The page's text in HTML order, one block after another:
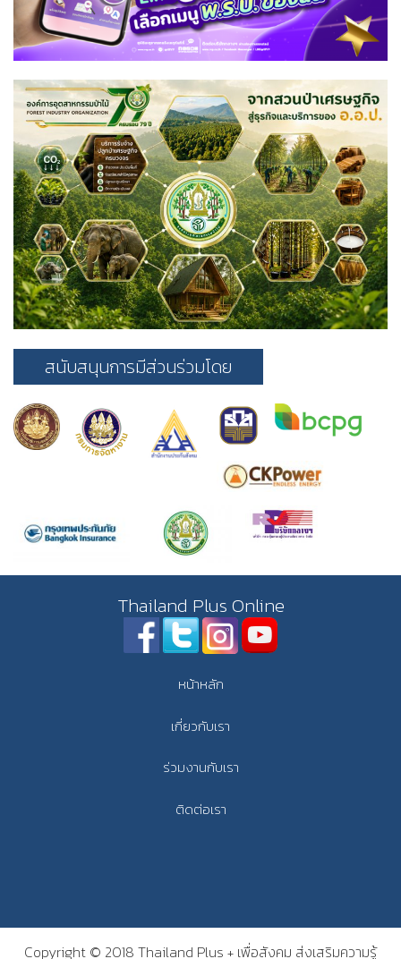
สนับสนุนการมีส่วนร่วมโดย
Thailand Plus Online
หน้าหลัก
เกี่ยวกับเรา
ร่วมงานกับเรา
ติดต่อเรา
Copyright © 2018 Thailand Plus + เพื่อสังคม ส่งเสริมความรู้